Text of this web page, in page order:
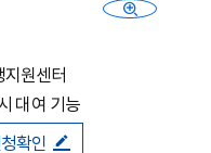
지원센터
대여 기능
확인